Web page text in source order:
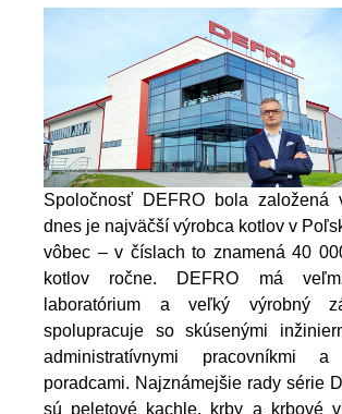
Spoločnosť DEFRO bola založená
dnes je najväčší výrobca kotlov v
vôbec – v číslach to znamená 40
kotlov ročne. DEFRO má
laboratórium a veľký výrobný
spolupracuje so skúsenými
administratívnymi pracovníkmi a
poradcami. Najznámejšie rady série
sú peletové kachle, krby a krbové